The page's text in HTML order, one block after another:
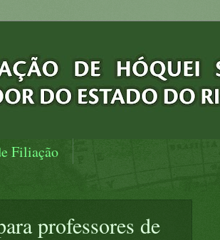
Filiação
professores de